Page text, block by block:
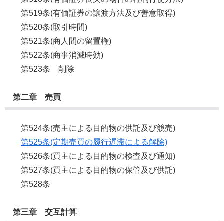
第519条(有価証券の譲渡方法及び善意取得)
第520条(取引時間)
第521条(商人間の留置権)
第522条(商事消滅時効)
第523条 削除
第二章 売買
第524条(売主による目的物の供託及び競売)
第525条(定期売買の履行遅滞による解除)
第526条(買主による目的物の検査及び通知)
第527条(買主による目的物の保管及び供託)
第528条
第三章 交互計算